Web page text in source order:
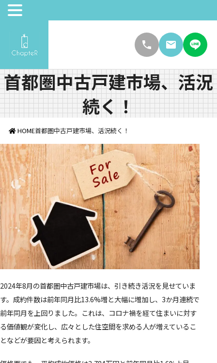
首都圏中古戸建市場、活況
続く！
HOME首都圏中古戸建市場、活況続く！
2024年8月の首都圏中古戸建市場は、引き続き活況を見せていま
す。成約件数は前年同月比13.6%増と大幅に増加し、3か月連続で
前年同月を上回りました。これは、コロナ禍を経て住まいに対す
る価値観が変化し、広々とした住空間を求める人が増えているこ
となどが要因と考えられます。